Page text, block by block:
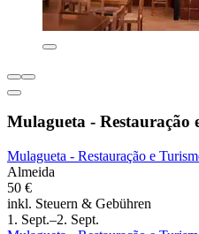
Mulagueta - Restauração
Mulagueta - Restauração e
Almeida
50 €
inkl. Steuern & Gebühren
1. Sept.–2. Sept.